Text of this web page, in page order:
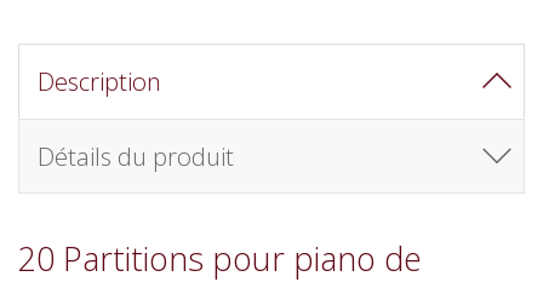
Description
Détails du produit
20 Partitions pour piano de